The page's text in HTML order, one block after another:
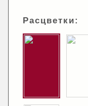
Расцветки: